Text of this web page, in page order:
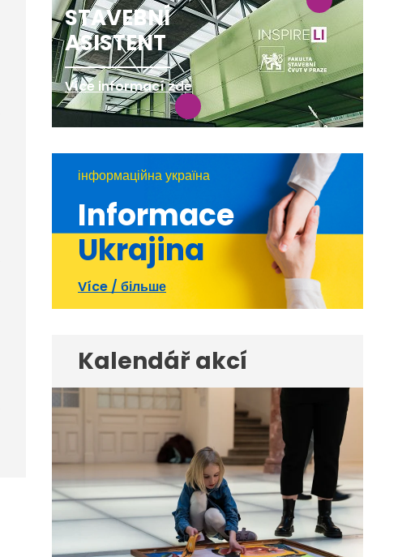
STAVEBNÍ
ASISTENT
Více informací zde
інформаційна україна
Informace
Ukrajina
Více / більше
Kalendář akcí